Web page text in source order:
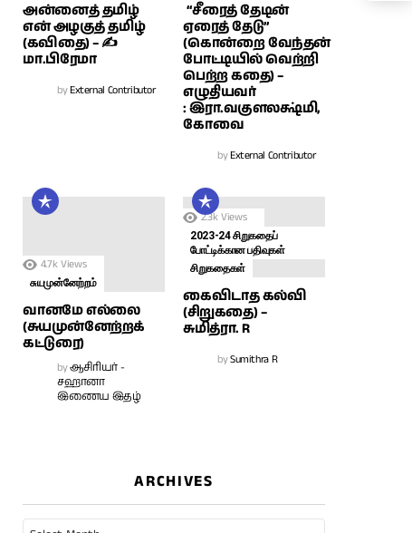
அன்னைத் தமிழ்
என் அழகுத் தமிழ்
(கவிதை) – ✍
மா.பிரேமா
byExternal Contributor
“சீரைத் தேடின்
ஏரைத் தேடு”
(கொன்றை வேந்தன்
போட்டியில் வெற்றி
பெற்ற கதை) –
எழுதியவர்
: இரா.வகுளலக்ஷ்மி,
கோவை
byExternal Contributor
4.7k Views
சுயமுன்னேற்றம்
வானமே எல்லை
(சுயமுன்னேற்றக்
கட்டுரை)
byஆசிரியர் -
சஹானா
இணைய இதழ்
2.3k Views
2023-24 சிறுகதைப்
போட்டிக்கான பதிவுகள்
சிறுகதைகள்
கைவிடாத கல்வி
(சிறுகதை) –
சுமித்ரா. R
bySumithra R
ARCHIVES